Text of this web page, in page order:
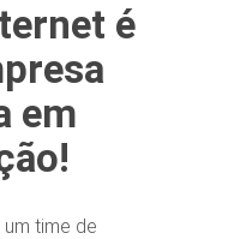
é
em
time de